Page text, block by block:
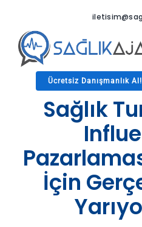
content
Ücretsiz Danışmanlık Al!
Sağlık
İçin